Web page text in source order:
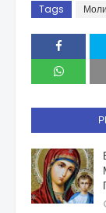
Tags